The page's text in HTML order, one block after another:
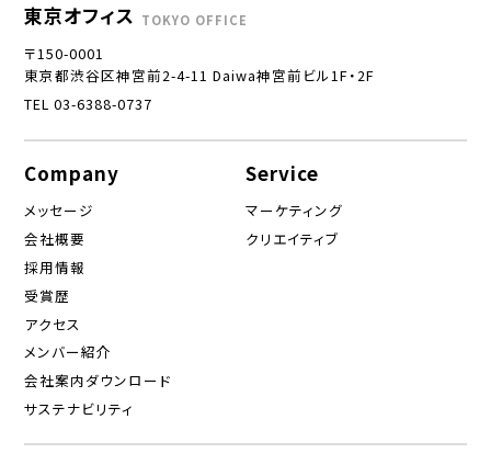
東京オフィス TOKYO OFFICE
〒150-0001
東京都渋谷区神宮前2-4-11 Daiwa神宮前ビル1F・2F
TEL 03-6388-0737
Company
メッセージ
会社概要
採用情報
受賞歴
アクセス
メンバー紹介
会社案内ダウンロード
サステナビリティ
Service
マーケティング
クリエイティブ